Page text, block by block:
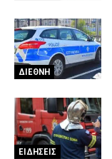
ΔΙΕΘΝΗ
ΕΙΔΗΣΕΙΣ